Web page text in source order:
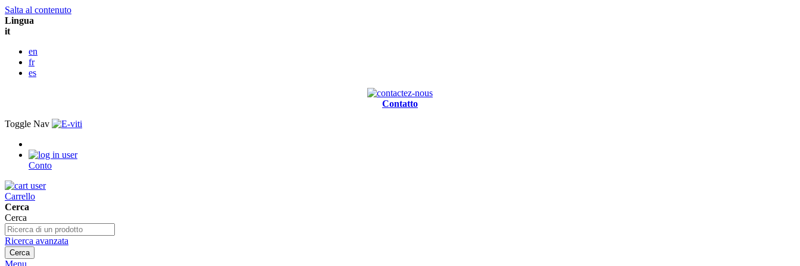
Salta al contenuto
Lingua
it
en
fr
es
Contatto
Toggle Nav
Conto
Carrello
Cerca
Cerca
Ricerca avanzata
Cerca
Menu